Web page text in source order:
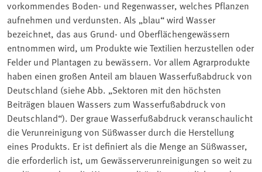
vorkommendes Boden- und Regenwasser, welches Pflanzen
aufnehmen und verdunsten. Als „blau“ wird Wasser
bezeichnet, das aus Grund- und Oberflächengewässern
entnommen wird, um Produkte wie Textilien herzustellen oder
Felder und Plantagen zu bewässern. Vor allem Agrarprodukte
haben einen großen Anteil am blauen Wasserfußabdruck von
Deutschland (siehe Abb. „Sektoren mit den höchsten
Beiträgen blauen Wassers zum Wasserfußabdruck von
Deutschland“). Der graue Wasserfußabdruck veranschaulicht
die Verunreinigung von Süßwasser durch die Herstellung
eines Produkts. Er ist definiert als die Menge an Süßwasser,
die erforderlich ist, um Gewässerverunreinigungen so weit zu